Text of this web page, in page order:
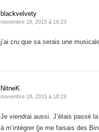
blackvelvety
novembre 18, 2015 à 16:23
j’ai cru que sa serais une
NitneK
novembre 18, 2015 à 18:19
Je viendrai aussi. J’étais passé
à m’intégrer (je me faisais des